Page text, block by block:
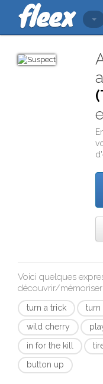
Voici quelques
découvrir/
turn a trick turn
wild cherry
in for the kill
button up